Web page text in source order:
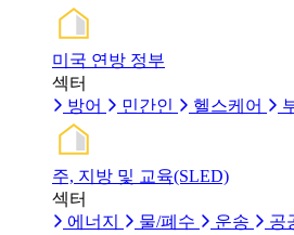
미국 연방 정부
섹터
방어
민간인 헬스케어
주, 지방 및 교육(SLED)
섹터
에너지
물/폐수 운송 공